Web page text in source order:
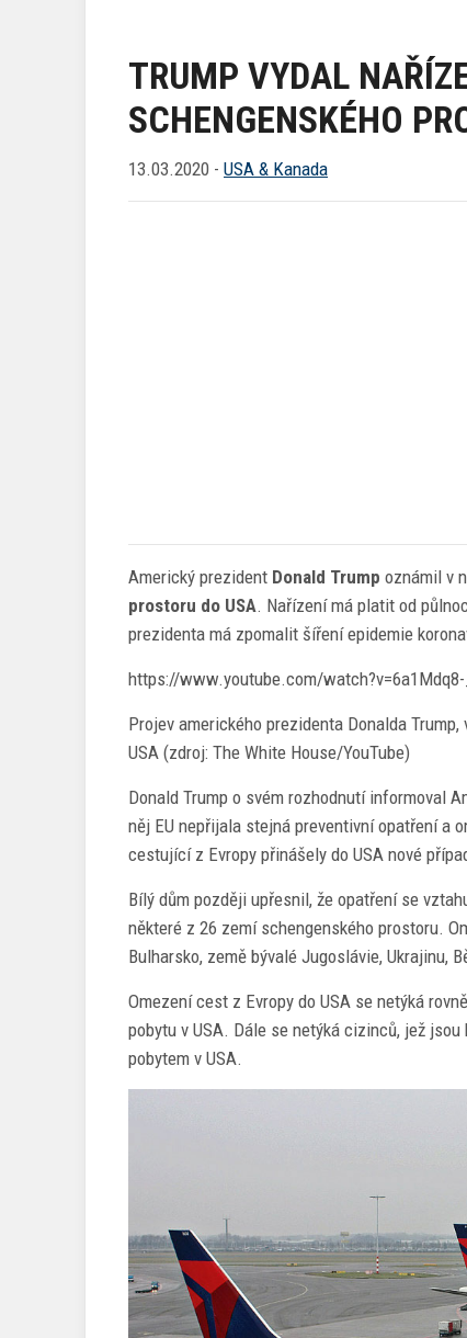
TRUMP VYDAL
SCHENGENSKÉHO
13.03.2020 - USA & Kanada
Americký prezident Donald Trump oznámil v
prostoru do USA. Nařízení má platit od
prezidenta má zpomalit šíření epidemie
https://www.youtube.com/
Projev amerického prezidenta Donalda
USA (zdroj: The White House/YouTube)
Donald Trump o svém rozhodnutí informoval
něj EU nepřijala stejná preventivní opatření a
cestující z Evropy přinášely do USA nové
Bílý dům později upřesnil, že opatření se
některé z 26 zemí schengenského prostoru.
Bulharsko, země bývalé Jugoslávie, Ukrajinu,
Omezení cest z Evropy do USA se netýká
pobytu v USA. Dále se netýká cizinců, jež
pobytem v USA.